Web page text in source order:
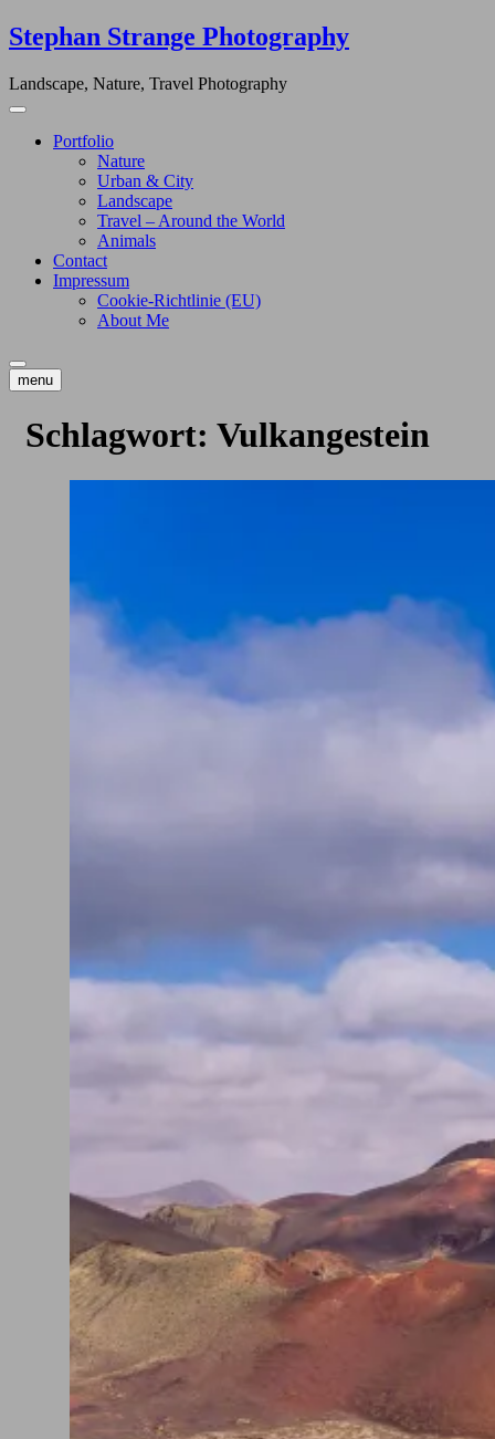
Skip
to
Stephan Strange Photography
Landscape, Nature, Travel Photography
Portfolio
Nature
Urban & City
Landscape
Travel – Around the World
Animals
Contact
Impressum
Cookie-Richtlinie (EU)
About Me
menu
Schlagwort: Vulkangestein